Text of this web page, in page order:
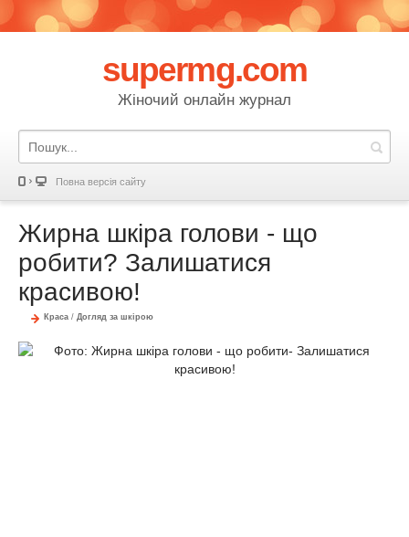
supermg.com
Жіночий онлайн журнал
Повна версія сайту
Жирна шкіра голови - що
робити? Залишатися
красивою!
Краса / Догляд за шкірою